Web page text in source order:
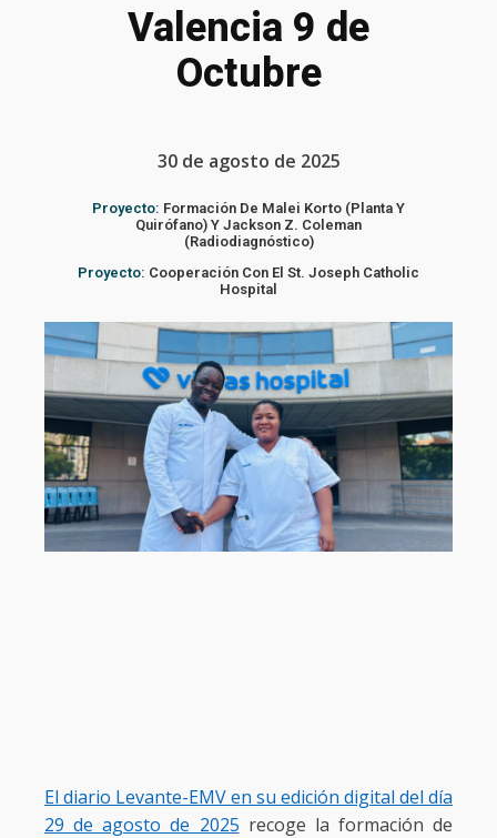
Valencia 9 de
Octubre
30 de agosto de 2025
Proyecto: Formación De Malei Korto (planta Y
Quirófano) Y Jackson Z. Coleman
(radiodiagnóstico)
Proyecto: Cooperación Con El St. Joseph Catholic
Hospital
El diario Levante-EMV en su edición digital del día
29 de agosto de 2025 recoge la formación de